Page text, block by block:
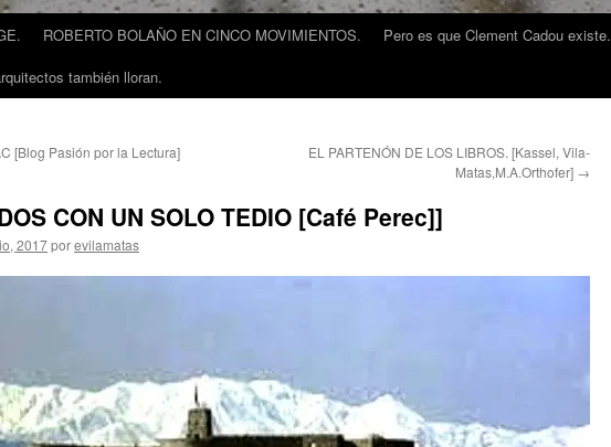
ROBERTO BOLAÑO EN CINCO MOVIMIENTOS. Pero es que Clement Cadou existe.
también lloran.
[Blog Pasión por la Lectura]
EL PARTENÓN DE LOS LIBROS. [Kassel, Vila-
Matas,M.A.Orthofer] →
CON UN SOLO TEDIO [Café Perec]]
2017porevilamatas